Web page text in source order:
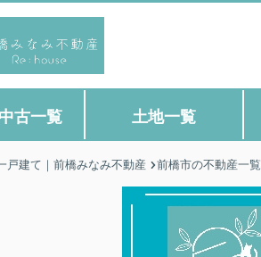
古一覧 土地一覧
戸建て｜前橋みなみ不動産 前橋市の不動産一覧